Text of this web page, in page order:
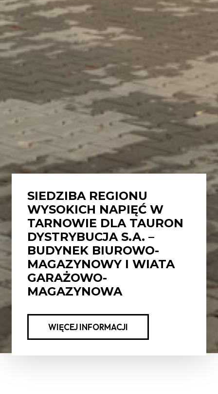
SIEDZIBA REGIONU
WYSOKICH NAPIĘĆ W
TARNOWIE DLA TAURON
DYSTRYBUCJA S.A. –
BUDYNEK BIUROWO-
MAGAZYNOWY I WIATA
GARAŻOWO-
MAGAZYNOWA
WIĘCEJ INFORMACJI